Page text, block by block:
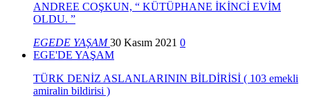
ANDREE COŞKUN, “ KÜTÜPHANE İKİNCİ EVİM
OLDU. ”
EGEDE YAŞAM30 Kasım 2021 0
EGE'DE YAŞAM
TÜRK DENİZ ASLANLARININ BİLDİRİSİ ( 103 emekli
amiralin bildirisi )